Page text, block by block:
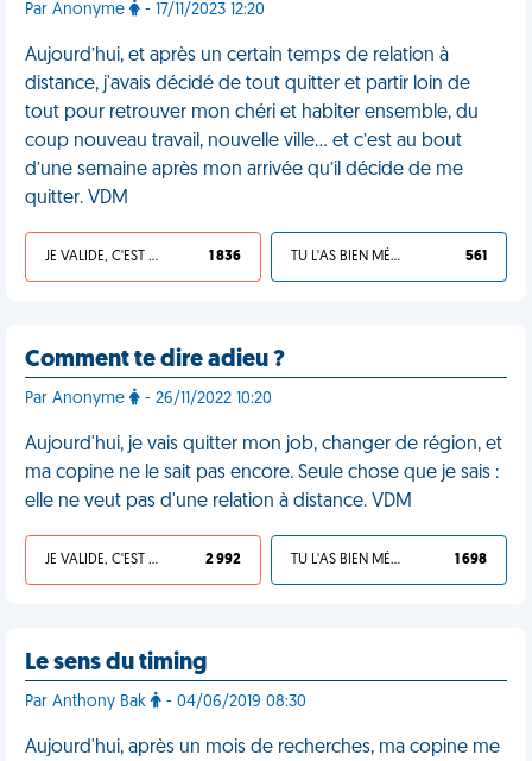
Par Anonyme - 17/11/2023 12:20
Aujourd’hui, et après un certain temps de relation à
distance, j'avais décidé de tout quitter et partir loin de
tout pour retrouver mon chéri et habiter ensemble, du
coup nouveau travail, nouvelle ville… et c’est au bout
d’une semaine après mon arrivée qu’il décide de me
quitter. VDM
JE VALIDE, C'EST UNE VDM 1 836 TU L'AS BIEN MÉRITÉ 561
Comment te dire adieu ?
Par Anonyme - 26/11/2022 10:20
Aujourd'hui, je vais quitter mon job, changer de région, et
ma copine ne le sait pas encore. Seule chose que je sais :
elle ne veut pas d'une relation à distance. VDM
JE VALIDE, C'EST UNE VDM 2 992 TU L'AS BIEN MÉRITÉ 1 698
Le sens du timing
Par Anthony Bak - 04/06/2019 08:30
Aujourd'hui, après un mois de recherches, ma copine me